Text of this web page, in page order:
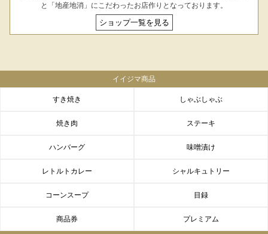
と「地産地消」にこだわったお店作りとなっております。
ショップ一覧を見る
イイジマ商品
すき焼き しゃぶしゃぶ
焼き肉 ステーキ
ハンバーグ 味噌漬け
レトルトカレー シャルキュトリー
コーンスープ 目録
商品券 プレミアム